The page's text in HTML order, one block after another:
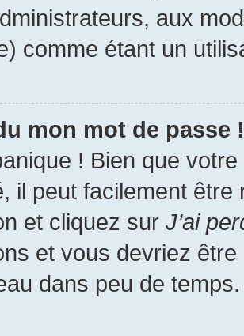
aux
comme étant un
mon mot de passe !
! Bien que
il peut facilement
et cliquez sur J’ai
et vous devriez
dans peu de temps.